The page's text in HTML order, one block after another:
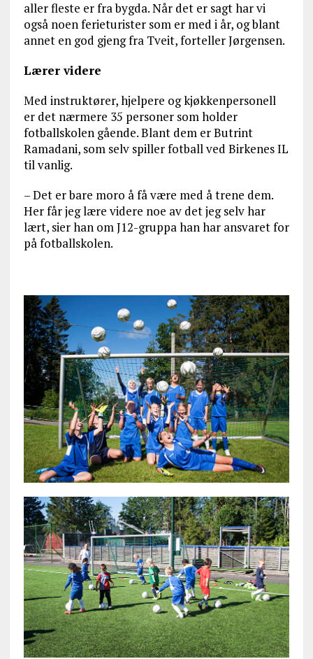
aller fleste er fra bygda. Når det er sagt har vi
også noen ferieturister som er med i år, og blant
annet en god gjeng fra Tveit, forteller Jørgensen.
Lærer videre
Med instruktører, hjelpere og kjøkkenpersonell
er det nærmere 35 personer som holder
fotballskolen gående. Blant dem er Butrint
Ramadani, som selv spiller fotball ved Birkenes IL
til vanlig.
– Det er bare moro å få være med å trene dem.
Her får jeg lære videre noe av det jeg selv har
lært, sier han om J12-gruppa han har ansvaret for
på fotballskolen.